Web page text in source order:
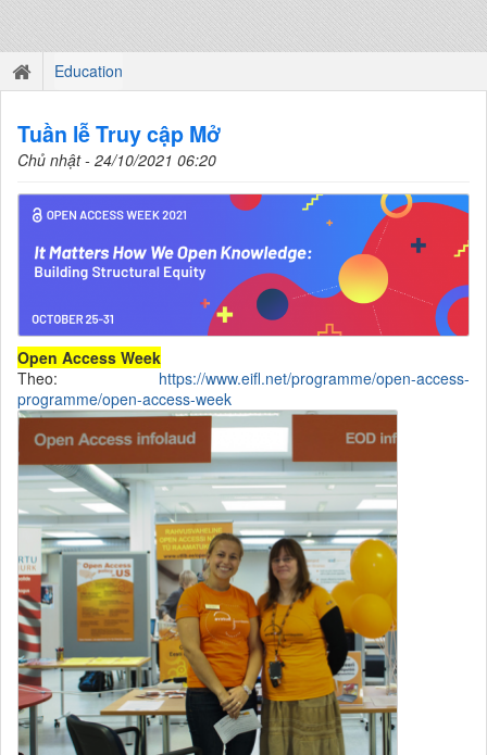
Education
Tuần lễ Truy cập Mở
Chủ nhật - 24/10/2021 06:20
Open Access Week
Theo: https://www.eifl.net/programme/open-access-
programme/open-access-week